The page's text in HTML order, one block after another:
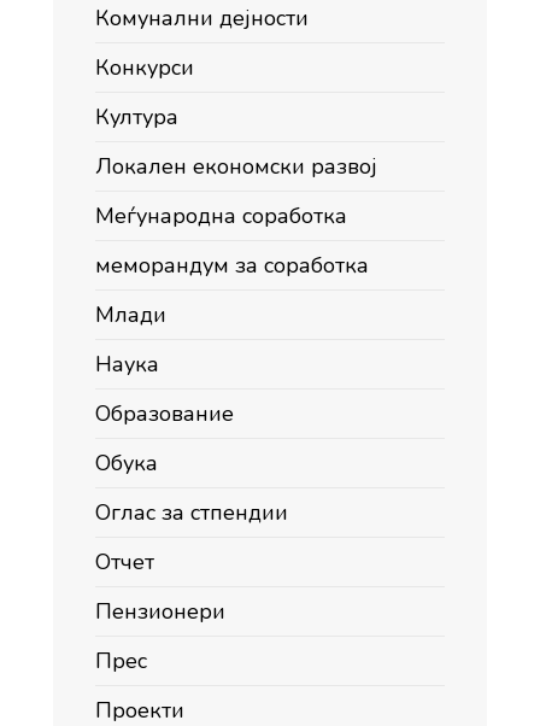
Комунални дејности
Конкурси
Култура
Локален економски развој
Меѓународна соработка
меморандум за соработка
Млади
Наука
Образование
Обука
Оглас за стпендии
Отчет
Пензионери
Прес
Проекти